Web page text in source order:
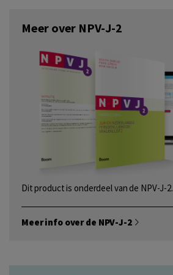
Meer over NPV-J-2
Dit product is onderdeel van de NPV-J-2.
Meer info over de NPV-J-2